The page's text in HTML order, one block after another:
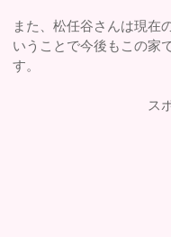
また、松任谷さんは現在
いうことで今後もこの家
す。
ス